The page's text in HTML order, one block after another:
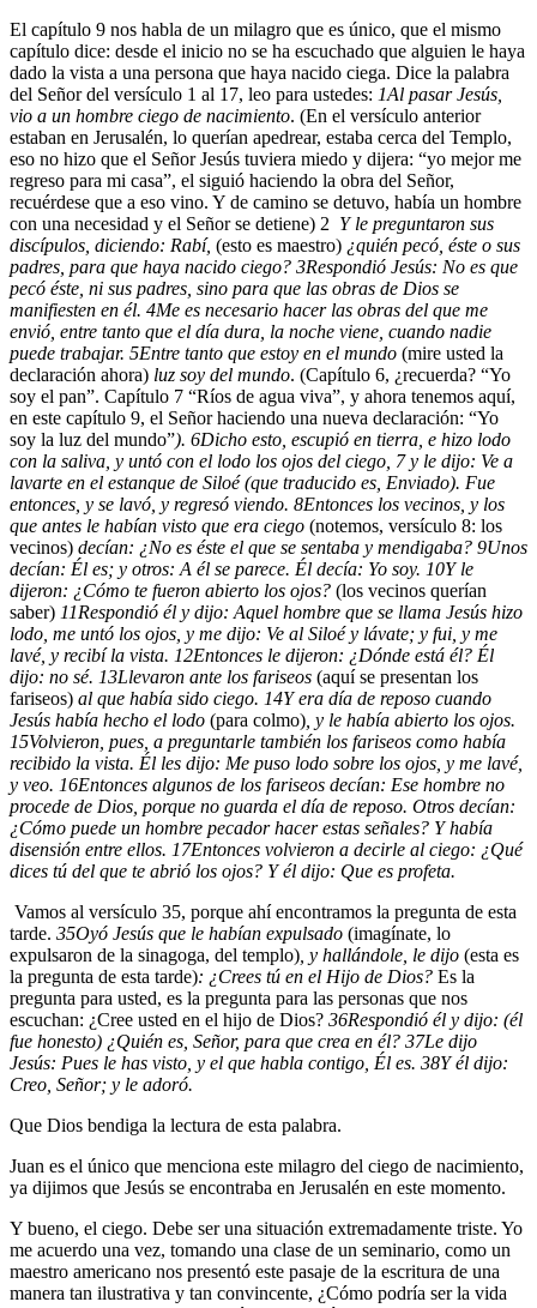
El capítulo 9 nos habla de un milagro que es único, que el mismo
capítulo dice: desde el inicio no se ha escuchado que alguien le haya
dado la vista a una persona que haya nacido ciega. Dice la palabra
del Señor del versículo 1 al 17, leo para ustedes: 1Al pasar Jesús,
vio a un hombre ciego de nacimiento. (En el versículo anterior
estaban en Jerusalén, lo querían apedrear, estaba cerca del Templo,
eso no hizo que el Señor Jesús tuviera miedo y dijera: “yo mejor me
regreso para mi casa”, el siguió haciendo la obra del Señor,
recuérdese que a eso vino. Y de camino se detuvo, había un hombre
con una necesidad y el Señor se detiene) 2 Y le preguntaron sus
discípulos, diciendo: Rabí, (esto es maestro) ¿quién pecó, éste o sus
padres, para que haya nacido ciego? 3Respondió Jesús: No es que
pecó éste, ni sus padres, sino para que las obras de Dios se
manifiesten en él. 4Me es necesario hacer las obras del que me
envió, entre tanto que el día dura, la noche viene, cuando nadie
puede trabajar. 5Entre tanto que estoy en el mundo (mire usted la
declaración ahora) luz soy del mundo. (Capítulo 6, ¿recuerda? “Yo
soy el pan”. Capítulo 7 “Ríos de agua viva”, y ahora tenemos aquí,
en este capítulo 9, el Señor haciendo una nueva declaración: “Yo
soy la luz del mundo”). 6Dicho esto, escupió en tierra, e hizo lodo
con la saliva, y untó con el lodo los ojos del ciego, 7y le dijo: Ve a
lavarte en el estanque de Siloé (que traducido es, Enviado). Fue
entonces, y se lavó, y regresó viendo. 8Entonces los vecinos, y los
que antes le habían visto que era ciego (notemos, versículo 8: los
vecinos) decían: ¿No es éste el que se sentaba y mendigaba? 9Unos
decían: Él es; y otros: A él se parece. Él decía: Yo soy. 10Y le
dijeron: ¿Cómo te fueron abierto los ojos? (los vecinos querían
saber) 11Respondió él y dijo: Aquel hombre que se llama Jesús hizo
lodo, me untó los ojos, y me dijo: Ve al Siloé y lávate; y fui, y me
lavé, y recibí la vista. 12Entonces le dijeron: ¿Dónde está él? Él
dijo: no sé. 13Llevaron ante los fariseos (aquí se presentan los
fariseos) al que había sido ciego. 14Y era día de reposo cuando
Jesús había hecho el lodo (para colmo) , y le había abierto los ojos.
15Volvieron, pues, a preguntarle también los fariseos como había
recibido la vista. Él les dijo: Me puso lodo sobre los ojos, y me lavé,
y veo. 16Entonces algunos de los fariseos decían: Ese hombre no
procede de Dios, porque no guarda el día de reposo. Otros decían:
¿Cómo puede un hombre pecador hacer estas señales? Y había
disensión entre ellos. 17Entonces volvieron a decirle al ciego: ¿Qué
dices tú del que te abrió los ojos? Y él dijo: Que es profeta.
Vamos al versículo 35, porque ahí encontramos la pregunta de esta
tarde. 35Oyó Jesús que le habían expulsado (imagínate, lo
expulsaron de la sinagoga, del templo) , y hallándole, le dijo (esta es
la pregunta de esta tarde): ¿Crees tú en el Hijo de Dios? Es la
pregunta para usted, es la pregunta para las personas que nos
escuchan: ¿Cree usted en el hijo de Dios? 36Respondió él y dijo: (él
fue honesto) ¿Quién es, Señor, para que crea en él? 37Le dijo
Jesús: Pues le has visto, y el que habla contigo, Él es. 38Y él dijo:
Creo, Señor; y le adoró.
Que Dios bendiga la lectura de esta palabra.
Juan es el único que menciona este milagro del ciego de nacimiento,
ya dijimos que Jesús se encontraba en Jerusalén en este momento.
Y bueno, el ciego. Debe ser una situación extremadamente triste. Yo
me acuerdo una vez, tomando una clase de un seminario, como un
maestro americano nos presentó este pasaje de la escritura de una
manera tan ilustrativa y tan convincente, ¿Cómo podría ser la vida